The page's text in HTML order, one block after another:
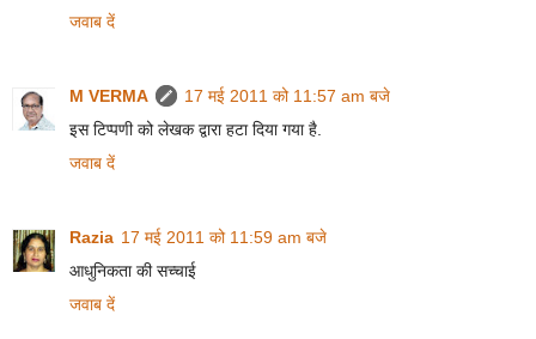
जवाब दें
M VERMA
17 मई 2011 को 11:57 am बजे
इस टिप्पणी को लेखक द्वारा हटा दिया गया है.
जवाब दें
Razia 17 मई 2011 को 11:59 am बजे
आधुनिकता की सच्चाई
जवाब दें